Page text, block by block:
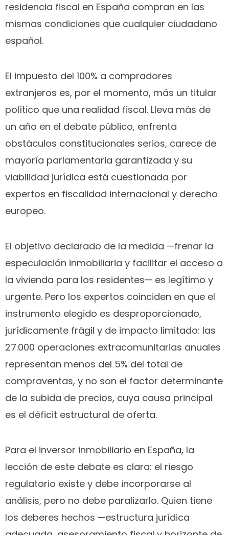
residencia fiscal en España compran en las
mismas condiciones que cualquier ciudadano
español.
El impuesto del 100% a compradores
extranjeros es, por el momento, más un titular
político que una realidad fiscal. Lleva más de
un año en el debate público, enfrenta
obstáculos constitucionales serios, carece de
mayoría parlamentaria garantizada y su
viabilidad jurídica está cuestionada por
expertos en fiscalidad internacional y derecho
europeo.
El objetivo declarado de la medida —frenar la
especulación inmobiliaria y facilitar el acceso a
la vivienda para los residentes— es legítimo y
urgente. Pero los expertos coinciden en que el
instrumento elegido es desproporcionado,
jurídicamente frágil y de impacto limitado: las
27.000 operaciones extracomunitarias anuales
representan menos del 5% del total de
compraventas, y no son el factor determinante
de la subida de precios, cuya causa principal
es el déficit estructural de oferta.
Para el inversor inmobiliario en España, la
lección de este debate es clara: el riesgo
regulatorio existe y debe incorporarse al
análisis, pero no debe paralizarlo. Quien tiene
los deberes hechos —estructura jurídica